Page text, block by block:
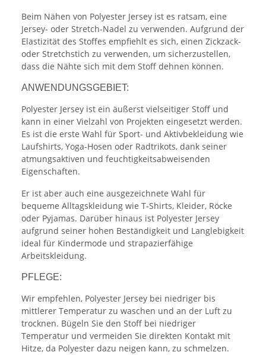
Beim Nähen von Polyester Jersey ist es ratsam, eine
Jersey- oder Stretch-Nadel zu verwenden. Aufgrund der
Elastizität des Stoffes empfiehlt es sich, einen Zickzack-
oder Stretchstich zu verwenden, um sicherzustellen,
dass die Nähte sich mit dem Stoff dehnen können.
ANWENDUNGSGEBIET:
Polyester Jersey ist ein äußerst vielseitiger Stoff und
kann in einer Vielzahl von Projekten eingesetzt werden.
Es ist die erste Wahl für Sport- und Aktivbekleidung wie
Laufshirts, Yoga-Hosen oder Radtrikots, dank seiner
atmungsaktiven und feuchtigkeitsabweisenden
Eigenschaften.
Er ist aber auch eine ausgezeichnete Wahl für
bequeme Alltagskleidung wie T-Shirts, Kleider, Röcke
oder Pyjamas. Darüber hinaus ist Polyester Jersey
aufgrund seiner hohen Beständigkeit und Langlebigkeit
ideal für Kindermode und strapazierfähige
Arbeitskleidung.
PFLEGE:
Wir empfehlen, Polyester Jersey bei niedriger bis
mittlerer Temperatur zu waschen und an der Luft zu
trocknen. Bügeln Sie den Stoff bei niedriger
Temperatur und vermeiden Sie direkten Kontakt mit
Hitze, da Polyester dazu neigen kann, zu schmelzen.